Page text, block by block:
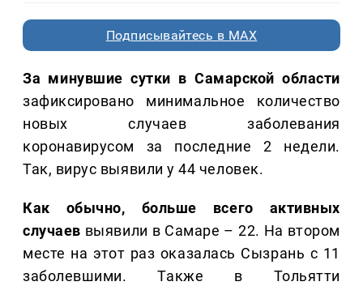
Подписывайтесь в MAX
За минувшие сутки в Самарской области
зафиксировано минимальное количество
новых случаев заболевания
коронавирусом за последние 2 недели.
Так, вирус выявили у 44 человек.
Как обычно, больше всего активных
случаев выявили в Самаре – 22. На втором
месте на этот раз оказалась Сызрань с 11
заболевшими. Также в Тольятти